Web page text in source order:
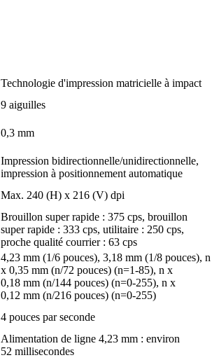
Technologie d'impression matricielle à impact
9 aiguilles
0,3 mm
Impression bidirectionnelle/unidirectionnelle,
impression à positionnement automatique
Max. 240 (H) x 216 (V) dpi
Brouillon super rapide : 375 cps, brouillon
super rapide : 333 cps, utilitaire : 250 cps,
proche qualité courrier : 63 cps
4,23 mm (1/6 pouces), 3,18 mm (1/8 pouces), n
x 0,35 mm (n/72 pouces) (n=1-85), n x
0,18 mm (n/144 pouces) (n=0-255), n x
0,12 mm (n/216 pouces) (n=0-255)
4 pouces par seconde
Alimentation de ligne 4,23 mm : environ
52 millisecondes